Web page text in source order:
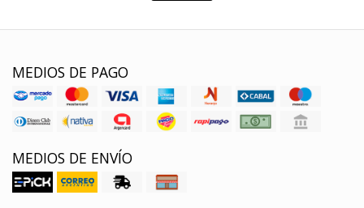
MEDIOS DE PAGO
MEDIOS DE ENVÍO